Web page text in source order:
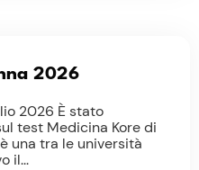
2026
2026 È stato
test Medicina Kore di
una tra le università
il...